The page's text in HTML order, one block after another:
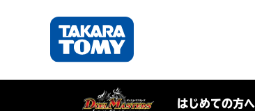
はじめての方へ